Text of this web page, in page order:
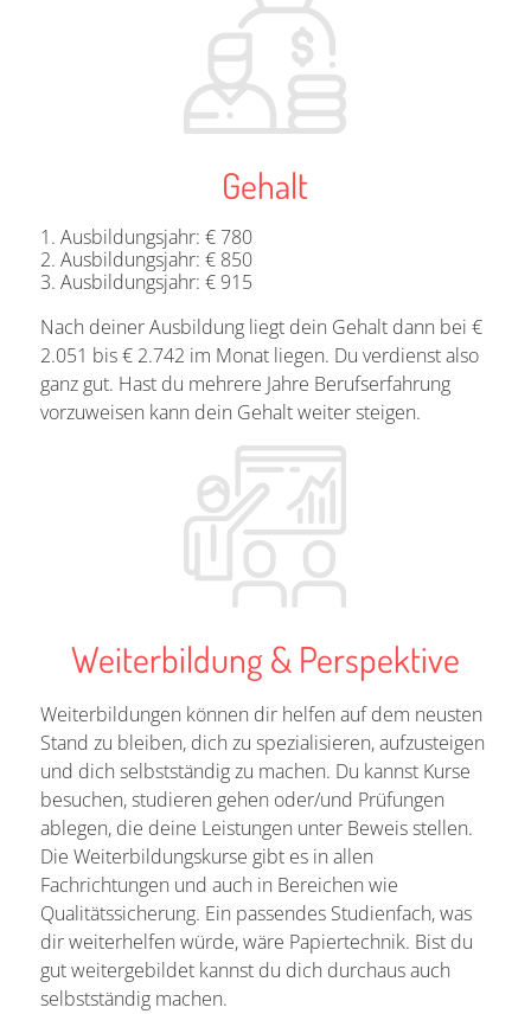
Gehalt
Ausbildungsjahr: € 780
Ausbildungsjahr: € 850
Ausbildungsjahr: € 915
Nach deiner Ausbildung liegt dein Gehalt dann bei €
2.051 bis € 2.742 im Monat liegen. Du verdienst also
ganz gut. Hast du mehrere Jahre Berufserfahrung
vorzuweisen kann dein Gehalt weiter steigen.
Weiterbildung & Perspektive
Weiterbildungen können dir helfen auf dem neusten
Stand zu bleiben, dich zu spezialisieren, aufzusteigen
und dich selbstständig zu machen. Du kannst Kurse
besuchen, studieren gehen oder/und Prüfungen
ablegen, die deine Leistungen unter Beweis stellen.
Die Weiterbildungskurse gibt es in allen
Fachrichtungen und auch in Bereichen wie
Qualitätssicherung. Ein passendes Studienfach, was
dir weiterhelfen würde, wäre Papiertechnik. Bist du
gut weitergebildet kannst du dich durchaus auch
selbstständig machen.